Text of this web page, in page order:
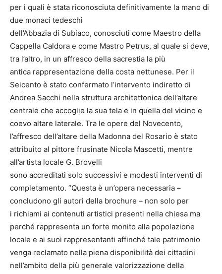
per i quali è stata riconosciuta definitivamente la mano di
due monaci tedeschi
dell’Abbazia di Subiaco, conosciuti come Maestro della
Cappella Caldora e come Mastro Petrus, al quale si deve,
tra l’altro, in un affresco della sacrestia la più
antica rappresentazione della costa nettunese. Per il
Seicento è stato confermato l’intervento indiretto di
Andrea Sacchi nella struttura architettonica dell’altare
centrale che accoglie la sua tela e in quella del vicino e
coevo altare laterale. Tra le opere del Novecento,
l’affresco dell’altare della Madonna del Rosario è stato
attribuito al pittore frusinate Nicola Mascetti, mentre
all’artista locale G. Brovelli
sono accreditati solo successivi e modesti interventi di
completamento. “Questa è un’opera necessaria –
concludono gli autori della brochure – non solo per
i richiami ai contenuti artistici presenti nella chiesa ma
perché rappresenta un forte monito alla popolazione
locale e ai suoi rappresentanti affinché tale patrimonio
venga reclamato nella piena disponibilità dei cittadini
nell’ambito della più generale valorizzazione della